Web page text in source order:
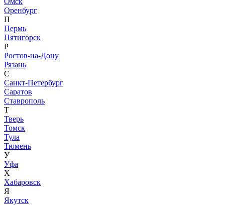
Оренбург
П
Пермь
Пятигорск
Р
Ростов-на-Дону
Рязань
С
Санкт-Петербург
Саратов
Ставрополь
Т
Тверь
Томск
Тула
Тюмень
У
Уфа
Х
Хабаровск
Я
Якутск